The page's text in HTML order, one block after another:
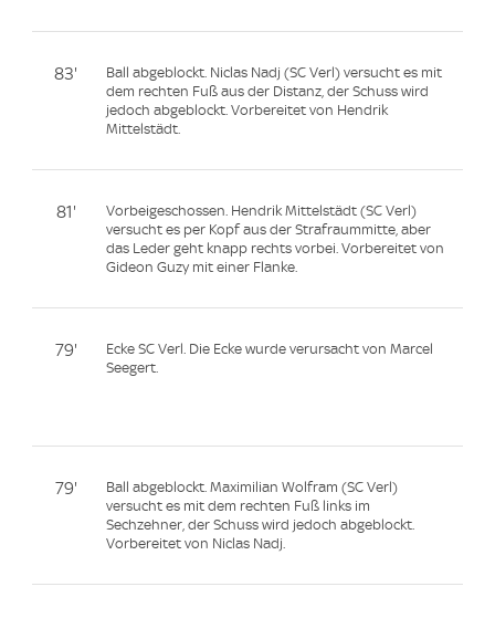
83'
Ball abgeblockt. Niclas Nadj (SC Verl) versucht es mit
dem rechten Fuß aus der Distanz, der Schuss wird
jedoch abgeblockt. Vorbereitet von Hendrik
Mittelstädt.
81'
Vorbeigeschossen. Hendrik Mittelstädt (SC Verl)
versucht es per Kopf aus der Strafraummitte, aber
das Leder geht knapp rechts vorbei. Vorbereitet von
Gideon Guzy mit einer Flanke.
79'
Ecke SC Verl. Die Ecke wurde verursacht von Marcel
Seegert.
79'
Ball abgeblockt. Maximilian Wolfram (SC Verl)
versucht es mit dem rechten Fuß links im
Sechzehner, der Schuss wird jedoch abgeblockt.
Vorbereitet von Niclas Nadj.